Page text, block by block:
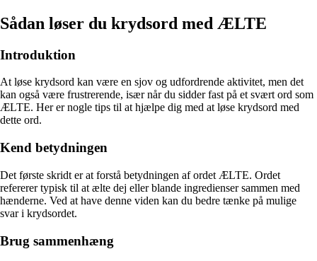
Sådan løser du krydsord med ÆLTE
Introduktion
At løse krydsord kan være en sjov og udfordrende aktivitet, men det
kan også være frustrerende, især når du sidder fast på et svært ord som
ÆLTE. Her er nogle tips til at hjælpe dig med at løse krydsord med
dette ord.
Kend betydningen
Det første skridt er at forstå betydningen af ordet ÆLTE. Ordet
refererer typisk til at ælte dej eller blande ingredienser sammen med
hænderne. Ved at have denne viden kan du bedre tænke på mulige
svar i krydsordet.
Brug sammenhæng